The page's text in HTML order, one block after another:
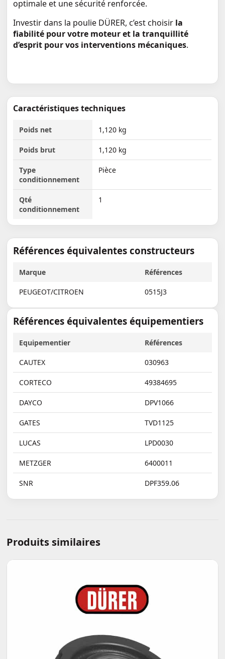
optimale et une sécurité renforcée.
Investir dans la poulie DÜRER, c’est choisir la
fiabilité pour votre moteur et la tranquillité
d’esprit pour vos interventions mécaniques.
Caractéristiques techniques
Poids net 1,120 kg
Poids brut 1,120 kg
Type
conditionnement
Pièce
Qté
conditionnement
1
Références équivalentes constructeurs
Marque Références
PEUGEOT/CITROEN 0515J3
Références équivalentes équipementiers
Equipementier Références
CAUTEX 030963
CORTECO 49384695
DAYCO DPV1066
GATES TVD1125
LUCAS LPD0030
METZGER 6400011
SNR DPF359.06
Produits similaires